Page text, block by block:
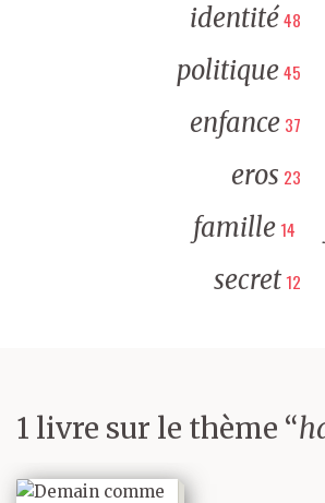
identité48
politique45
enfance 37
eros 23
famille 14
secret 12
1 livre sur le thème “